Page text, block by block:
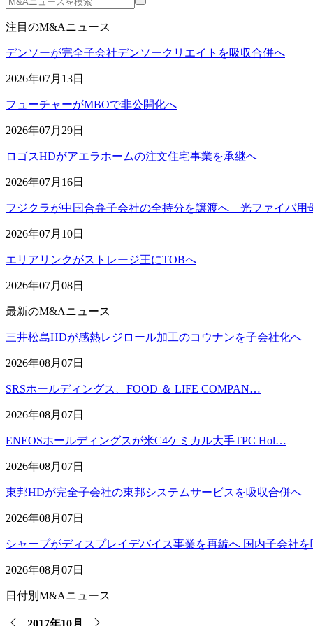
注目のM&Aニュース
デンソーが完全子会社デンソークリエイトを吸収合併へ
2026年07月13日
フューチャーがMBOで非公開化へ
2026年07月29日
ロゴスHDがアエラホームの注文住宅事業を承継へ
2026年07月16日
フジクラが中国合弁子会社の全持分を譲渡へ 光ファイバ
2026年07月10日
エリアリンクがストレージ王にTOBへ
2026年07月08日
最新のM&Aニュース
三井松島HDが感熱レジロール加工のコウナンを子会社化へ
2026年08月07日
SRSホールディングス、FOOD ＆ LIFE COMPAN…
2026年08月07日
ENEOSホールディングスが米C4ケミカル大手TPC Hol…
2026年08月07日
東邦HDが完全子会社の東邦システムサービスを吸収合併へ
2026年08月07日
シャープがディスプレイデバイス事業を再編へ 国内子会社
2026年08月07日
日付別M&Aニュース